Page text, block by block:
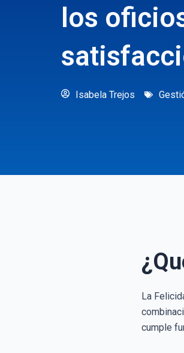
los
Isabela Trejos
La
cumple